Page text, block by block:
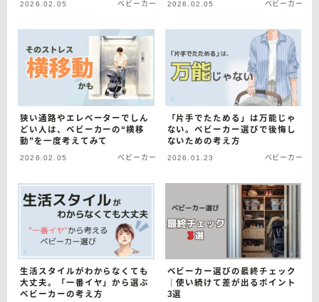
2026.02.05 ベビーカー 2026.02.05 ベビーカー
狭い通路やエレベーターでしん
どい人は、ベビーカーの“横移
動”を一度考えてみて
2026.02.05 ベビーカー
「片手でたためる」は万能じゃ
ない。ベビーカー選びで後悔し
ないための考え方
2026.01.23 ベビーカー
生活スタイルがわからなくても
大丈夫。「一番イヤ」から選ぶ
ベビーカーの考え方
ベビーカー選びの最終チェック
｜使い続けて差が出るポイント
3選